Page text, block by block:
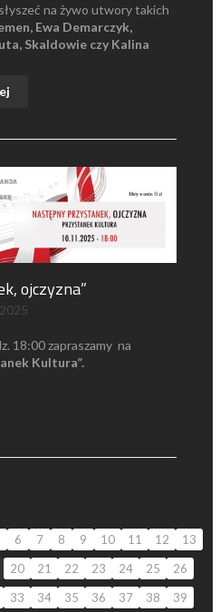
na żywo utwory takich
Ewa Demarczyk,
Skaldowie czy Kalina
ojczyzna”
18:00 zapraszamy na
Kultura”.
6 7 8 9 10 11 12
13
20 21 22 23 24 25
26
33 34 35 36 37 38
39